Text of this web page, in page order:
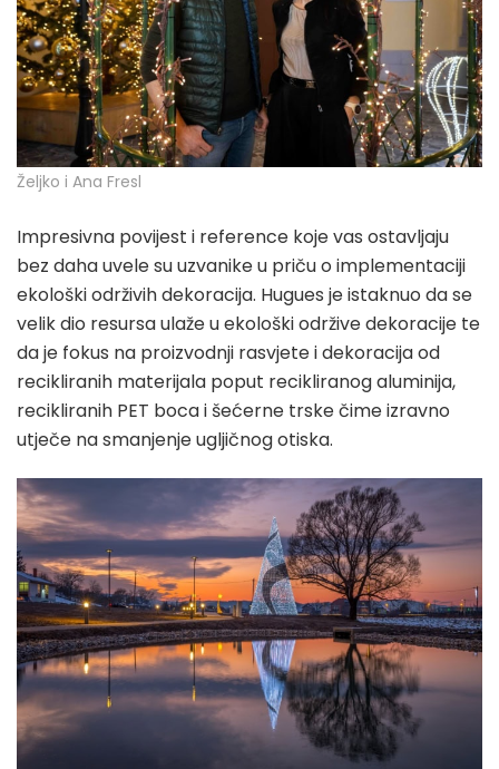
Željko i Ana Fresl
Impresivna povijest i reference koje vas ostavljaju
bez daha uvele su uzvanike u priču o implementaciji
ekološki održivih dekoracija. Hugues je istaknuo da se
velik dio resursa ulaže u ekološki održive dekoracije te
da je fokus na proizvodnji rasvjete i dekoracija od
recikliranih materijala poput recikliranog aluminija,
recikliranih PET boca i šećerne trske čime izravno
utječe na smanjenje ugljičnog otiska.